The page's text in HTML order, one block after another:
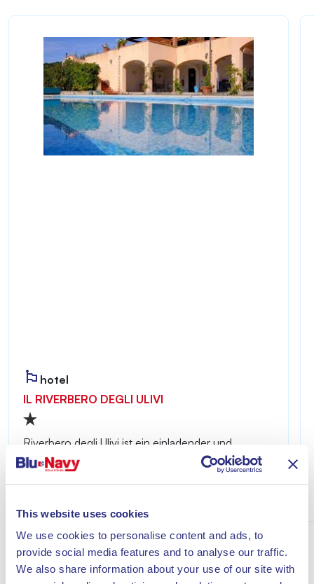
This website uses cookies
We use cookies to personalise content and ads, to
provide social media features and to analyse our traffic.
We also share information about your use of our site with
hotel
IL RIVERBERO DEGLI ULIVI
Riverbero degli Ulivi ist ein einladender und
ruhiger Ort – ideal für alle, die einen erholsamen
Aufenthalt nur wenige Minuten vom Meer von
Lacona entfernt genießen möchten.